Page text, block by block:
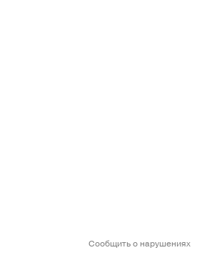
Сообщить о нарушениях